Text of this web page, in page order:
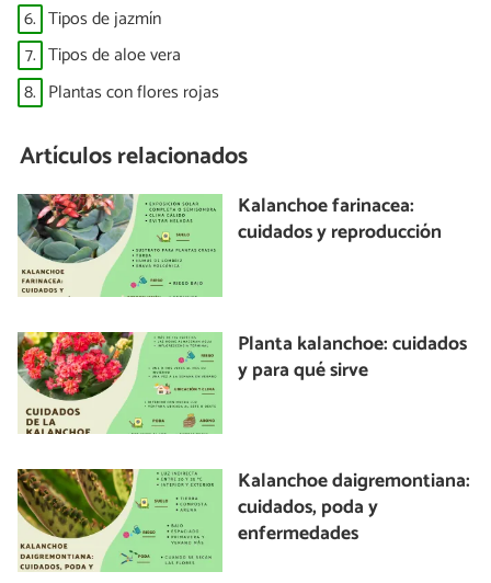
6. Tipos de jazmín
7. Tipos de aloe vera
8. Plantas con flores rojas
Artículos relacionados
Kalanchoe farinacea:
cuidados y reproducción
Planta kalanchoe: cuidados
y para qué sirve
Kalanchoe daigremontiana:
cuidados, poda y
enfermedades